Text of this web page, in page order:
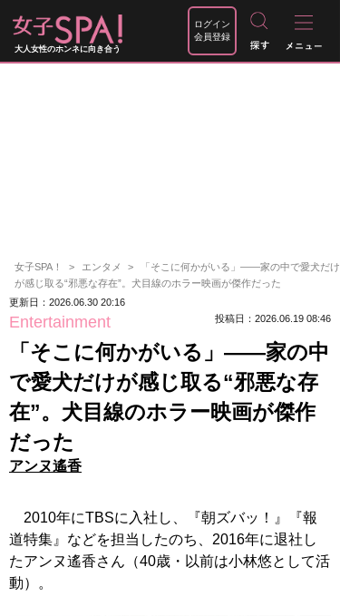
大人女性のホンネに向き合う
ログイン
会員登録
女子SPA！ エンタメ
「そこに何かがいる」――家の中で愛犬だけ
が感じ取る“邪悪な存在”。犬目線のホラー映画が傑作だった
更新日：2026.06.30 20:16
Entertainment 投稿日：2026.06.19 08:46
「そこに何かがいる」――家の中
で愛犬だけが感じ取る“邪悪な存
在”。犬目線のホラー映画が傑作
だった
アンヌ遙香
2010年にTBSに入社し、『朝ズバッ！』『報
道特集』などを担当したのち、2016年に退社し
たアンヌ遙香さん（40歳・以前は小林悠として活
動）。